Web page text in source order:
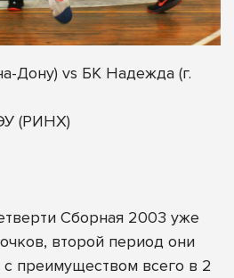
Дону) vs БК Надежда (г.
(РИНХ)
Сборная 2003 уже
второй период они
преимуществом всего в 2